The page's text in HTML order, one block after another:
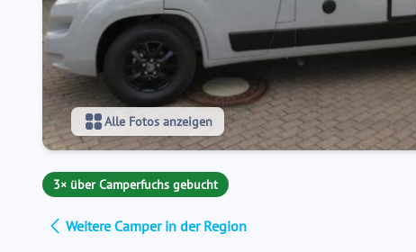
Alle Fotos anzeigen
3× über Camperfuchs gebucht
Weitere Camper in der Region